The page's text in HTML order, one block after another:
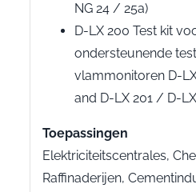
NG 24 / 25a)
D-LX 200 Test kit
ondersteunende
vlammonitoren D-
and D-LX 201 / D-
Toepassingen
Elektriciteitscentrales,
Raffinaderijen,